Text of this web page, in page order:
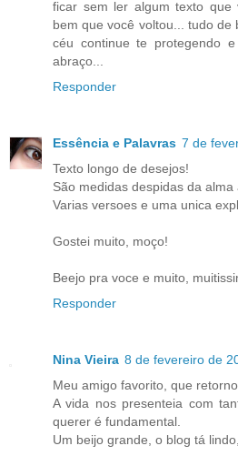
ficar sem ler algum texto que
bem que você voltou... tudo
céu continue te protegendo
abraço...
Responder
Essência e Palavras 7 de
Texto longo de desejos!
São medidas despidas da
Varias versoes e uma unica
Gostei muito, moço!
Beejo pra voce e muito,
Responder
Nina Vieira 8 de fevereiro de
Meu amigo favorito, que
A vida nos presenteia com
querer é fundamental.
Um beijo grande, o blog tá